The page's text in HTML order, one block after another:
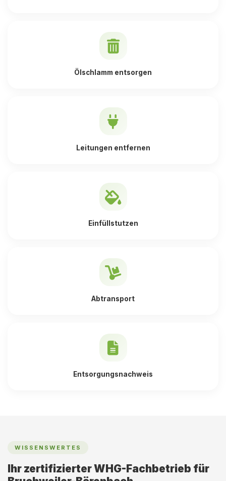
Ölschlamm entsorgen
Leitungen entfernen
Einfüllstutzen
Abtransport
Entsorgungsnachweis
WISSENSWERTES
Ihr zertifizierter WHG-Fachbetrieb für